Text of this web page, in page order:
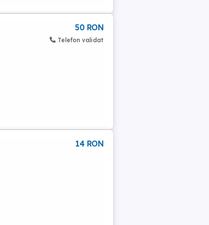
50 RON
Telefon validat
14 RON